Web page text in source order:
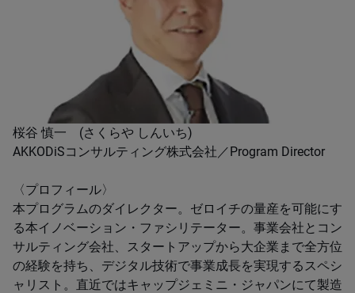
桜谷 慎一 (さくらや しんいち)
AKKODiSコンサルティング株式会社／Program Director
〈プロフィール〉
本プログラムのダイレクター。ゼロイチの量産を可能にす
る本イノベーション・ファシリテーター。事業会社とコン
サルティング会社、スタートアップから大企業まで全方位
の経験を持ち、デジタル技術で事業成長を実現するスペシ
ャリスト。直近ではキャップジェミニ・ジャパンにて製造